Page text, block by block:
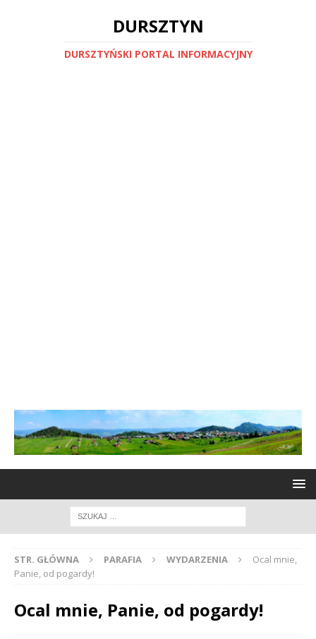
DURSZTYN
DURSZTYŃSKI PORTAL INFORMACYJNY
STR. GŁÓWNA PARAFIA WYDARZENIA
Ocal mnie,
Panie, od pogardy!
Ocal mnie, Panie, od pogardy!